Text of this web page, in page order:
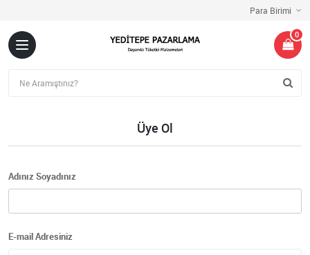
Para Birimi
0
Üye Ol
Adınız Soyadınız
E-mail Adresiniz